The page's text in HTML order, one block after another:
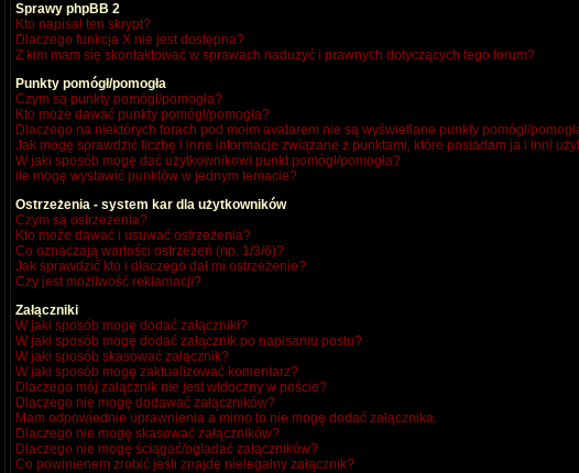
Sprawy phpBB 2
Kto napisał ten skrypt?
Dlaczego funkcja X nie jest dostępna?
Z kim mam się skontaktować w sprawach nadużyć i prawnych dotyczących tego forum?
Punkty pomógł/pomogła
Czym są punkty pomógł/pomogła?
Kto może dawać punkty pomógł/pomogła?
Dlaczego na niektórych forach pod moim avatarem nie są wyświetlane punkty pomógł/
Jak mogę sprawdzić liczbę i inne informacje związane z punktami, które posiadam ja i inni
W jaki sposób mogę dać użytkownikowi punkt pomógł/pomogła?
Ile mogę wystawić punktów w jednym temacie?
Ostrzeżenia - system kar dla użytkowników
Czym są ostrzeżenia?
Kto może dawać i usuwać ostrzeżenia?
Co oznaczają wartości ostrzeżeń (np. 1/3/6)?
Jak sprawdzić kto i dlaczego dał mi ostrzeżenie?
Czy jest możliwość reklamacji?
Załączniki
W jaki sposób mogę dodać załączniki?
W jaki sposób mogę dodać załącznik po napisaniu postu?
W jaki sposób skasować załącznik?
W jaki sposób mogę zaktualizować komentarz?
Dlaczego mój załącznik nie jest widoczny w poście?
Dlaczego nie mogę dodawać załączników?
Mam odpowiednie uprawnienia a mimo to nie mogę dodać załącznika.
Dlaczego nie mogę skasować załączników?
Dlaczego nie mogę ściągać/ogladać załączników?
Co powinienem zrobić jeśli znajdę nielegalny załącznik?